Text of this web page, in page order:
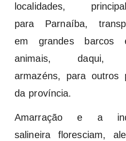
localidades,
para Parnaíba,
em grandes barcos
animais, daqui,
armazéns, para outros
da província.
Amarração e a
salineira floresciam,